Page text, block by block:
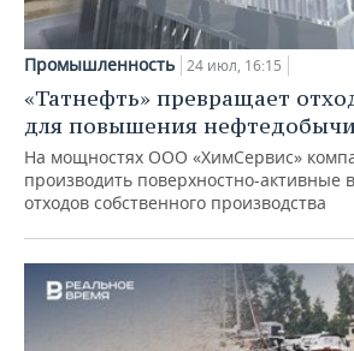
Промышленность 24 июл, 16:15
«Татнефть» превращает
для повышения
На мощностях ООО «ХимСервис»
производить поверхностно-активные
отходов собственного производства